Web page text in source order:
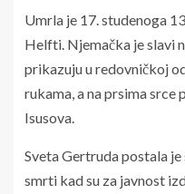
Umrla je 17. studenoga
Helfti. Njemačka je slavi
prikazuju u redovničkoj
rukama, a na prsima
Isusova.
Sveta Gertruda postala
smrti kad su za javnost